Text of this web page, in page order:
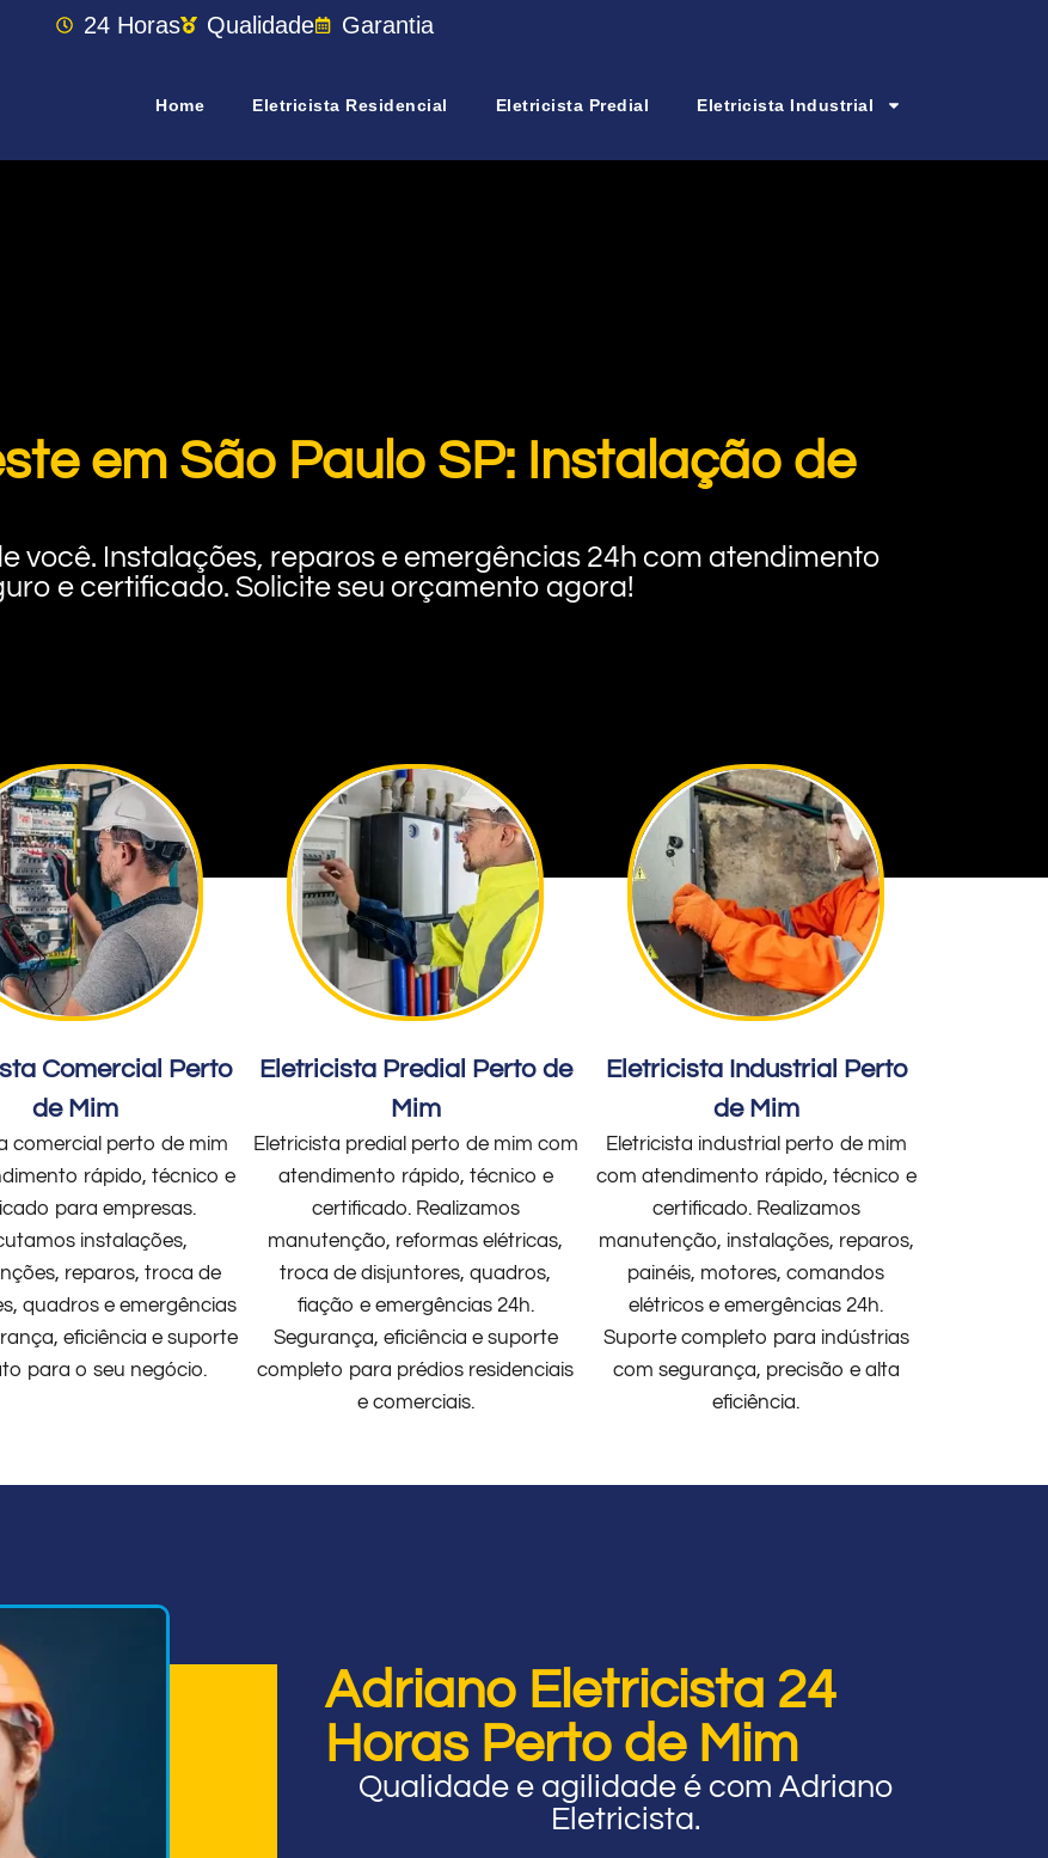
24 Horas Qualidade Garantia
Home Eletricista Residencial Eletricista Predial Eletricista Industrial
em São Paulo SP: Instalação de
você. Instalações, reparos e emergências 24h com atendimento
e certificado. Solicite seu orçamento agora!
Comercial Perto
de Mim
comercial perto de mim
rápido, técnico e
para empresas.
instalações,
reparos, troca de
quadros e emergências
eficiência e suporte
para o seu negócio.
Eletricista Predial Perto de
Mim
Eletricista predial perto de mim com
atendimento rápido, técnico e
certificado. Realizamos
manutenção, reformas elétricas,
troca de disjuntores, quadros,
fiação e emergências 24h.
Segurança, eficiência e suporte
completo para prédios residenciais
e comerciais.
Eletricista Industrial Perto
de Mim
Eletricista industrial perto de mim
com atendimento rápido, técnico e
certificado. Realizamos
manutenção, instalações, reparos,
painéis, motores, comandos
elétricos e emergências 24h.
Suporte completo para indústrias
com segurança, precisão e alta
eficiência.
Adriano Eletricista 24
Horas Perto de Mim
Qualidade e agilidade é com Adriano
Eletricista.